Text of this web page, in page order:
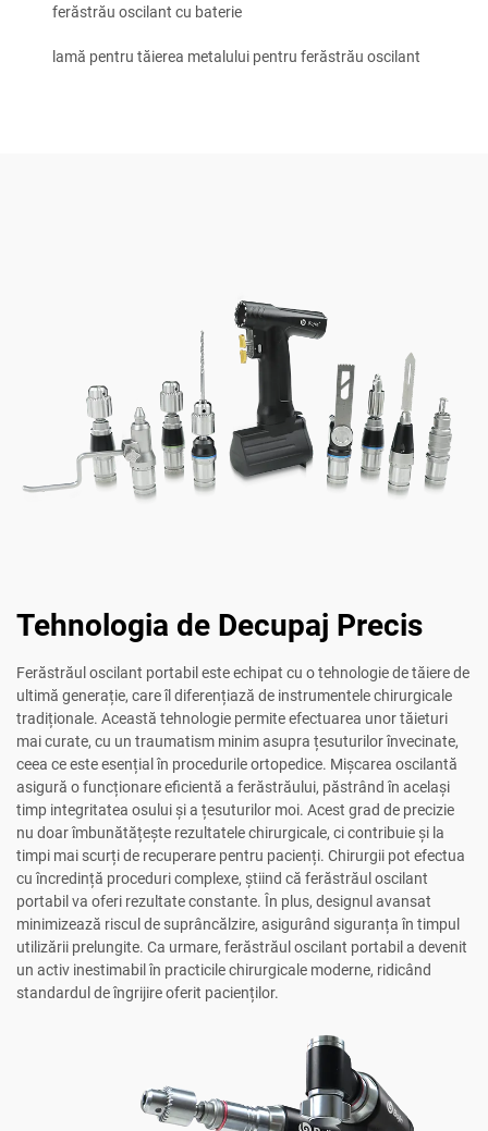
ferăstrău oscilant cu baterie
lamă pentru tăierea metalului pentru ferăstrău oscilant
Tehnologia de Decupaj Precis
Ferăstrăul oscilant portabil este echipat cu o tehnologie de tăiere de
ultimă generație, care îl diferențiază de instrumentele chirurgicale
tradiționale. Această tehnologie permite efectuarea unor tăieturi
mai curate, cu un traumatism minim asupra țesuturilor învecinate,
ceea ce este esențial în procedurile ortopedice. Mișcarea oscilantă
asigură o funcționare eficientă a ferăstrăului, păstrând în același
timp integritatea osului și a țesuturilor moi. Acest grad de precizie
nu doar îmbunătățește rezultatele chirurgicale, ci contribuie și la
timpi mai scurți de recuperare pentru pacienți. Chirurgii pot efectua
cu încredință proceduri complexe, știind că ferăstrăul oscilant
portabil va oferi rezultate constante. În plus, designul avansat
minimizează riscul de suprâncălzire, asigurând siguranța în timpul
utilizării prelungite. Ca urmare, ferăstrăul oscilant portabil a devenit
un activ inestimabil în practicile chirurgicale moderne, ridicând
standardul de îngrijire oferit pacienților.